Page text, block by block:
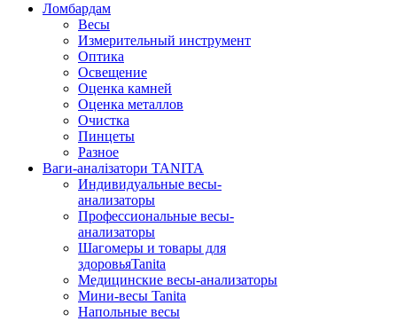
Ломбардам
Весы
Измерительный инструмент
Оптика
Освещение
Оценка камней
Оценка металлов
Очистка
Пинцеты
Разное
Ваги-аналізатори TANITA
Индивидуальные весы-
анализаторы
Профессиональные весы-
анализаторы
Шагомеры и товары для
здоровьяTanita
Медицинские весы-анализаторы
Мини-весы Tanita
Напольные весы